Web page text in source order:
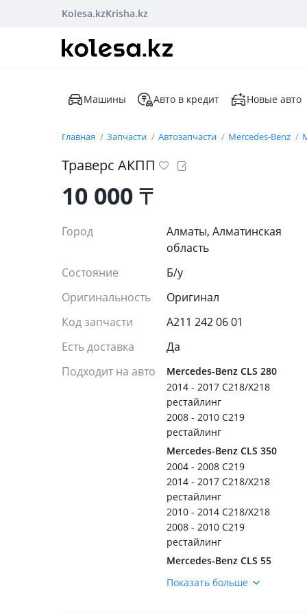
Kolesa.kzKrisha.kz
Машины Авто в кредит Новые авто
Главная Запчасти Автозапчасти Mercedes-Benz
Траверс АКПП
10 000₸
Город
Алматы, Алматинская
область
Состояние
Б/y
Оригинальность
Оригинал
Код запчасти
A211 242 06 01
Есть доставка
Да
Подходит на авто
Mercedes-Benz CLS 280
2014 - 2017 C218/X218
рестайлинг
2008 - 2010 C219
рестайлинг
Mercedes-Benz CLS 350
2004 - 2008 C219
2014 - 2017 C218/X218
рестайлинг
2010 - 2014 C218/X218
2008 - 2010 C219
рестайлинг
Mercedes-Benz CLS 55
AMG
Показать больше